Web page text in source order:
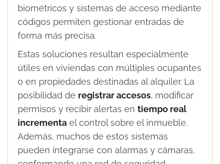
biométricos y sistemas de acceso mediante
códigos permiten gestionar entradas de
forma más precisa.
Estas soluciones resultan especialmente
útiles en viviendas con múltiples ocupantes
o en propiedades destinadas al alquiler. La
posibilidad de registrar accesos, modificar
permisos y recibir alertas en tiempo real
incrementa el control sobre el inmueble.
Además, muchos de estos sistemas
pueden integrarse con alarmas y cámaras,